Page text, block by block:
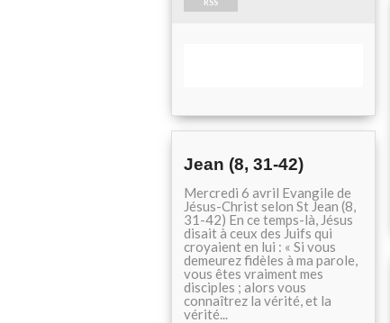
RSS
Jean (8, 31-42)
Mercredi 6 avril Evangile de
Jésus-Christ selon St Jean (8,
31-42) En ce temps-là, Jésus
disait à ceux des Juifs qui
croyaient en lui : « Si vous
demeurez fidèles à ma parole,
vous êtes vraiment mes
disciples ; alors vous
connaîtrez la vérité, et la
vérité...